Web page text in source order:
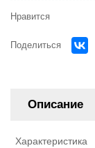
Нравится
Поделиться
Описание
Характеристика